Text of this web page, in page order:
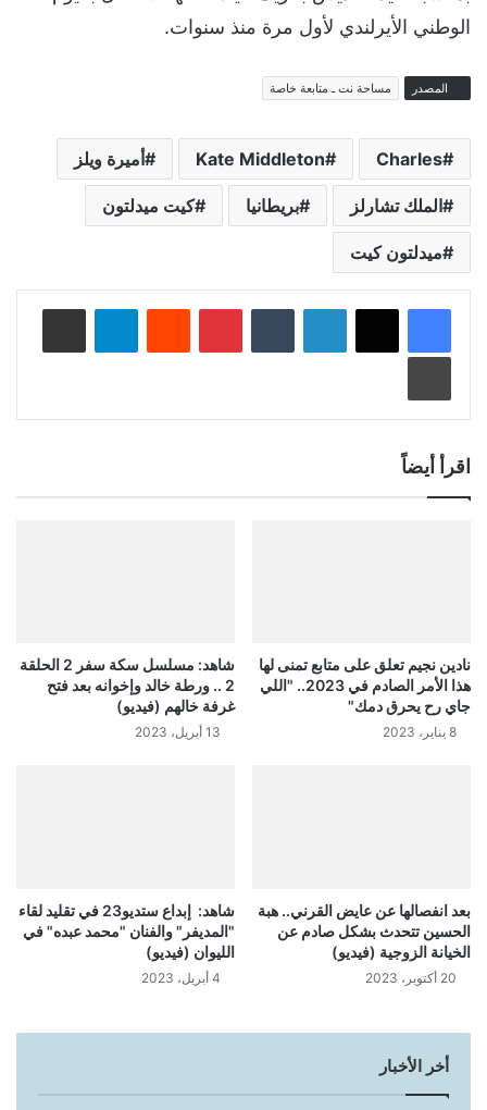
الوطني الأيرلندي لأول مرة منذ سنوات.
المصدر مساحة نت ـ متابعة خاصة
Charles
Kate Middleton أميرة ويلز
الملك تشارلز بريطانيا كيت ميدلتون
ميدلتون كيت
لينكدإن بينتيريست
اقرأ أيضاً
نادين نجيم تعلق على متابع تمنى لها
هذا الأمر الصادم في 2023.. "اللي
جاي رح يحرق دمك"
8 يناير، 2023
شاهد: مسلسل سكة سفر 2 الحلقة
2 .. ورطة خالد وإخوانه بعد فتح
غرفة خالهم (فيديو)
13 أبريل، 2023
بعد انفصالها عن عايض القرني.. هبة
الحسين تتحدث بشكل صادم عن
الخيانة الزوجية (فيديو)
20 أكتوبر، 2023
شاهد: إبداع ستديو23 في تقليد لقاء
"المديفر" والفنان "محمد عبده" في
الليوان (فيديو)
4 أبريل، 2023
أخر الأخبار